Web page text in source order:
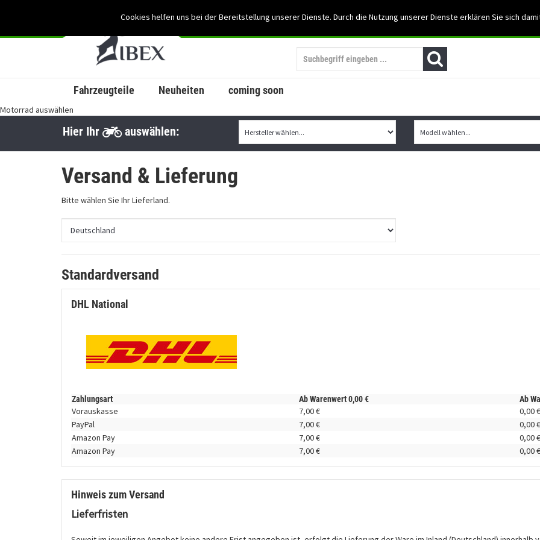
Cookies helfen uns bei der Bereitstellung unserer Dienste. Durch die Nutzung unserer Dienste erklären Sie sich
Mein Konto Support: 03501-
Fahrzeugteile Neuheiten coming soon
Motorrad auswählen
Hier Ihr auswählen:
Versand & Lieferung
Bitte wählen Sie Ihr Lieferland.
Standardversand
DHL National
Zahlungsart Ab Warenwert0,00€ Ab
Vorauskasse 7,00€ 0,00€
PayPal
7,00€ 0,00€
Amazon Pay
7,00€ 0,00€
Amazon Pay
7,00€ 0,00€
Hinweis zum Versand
Lieferfristen